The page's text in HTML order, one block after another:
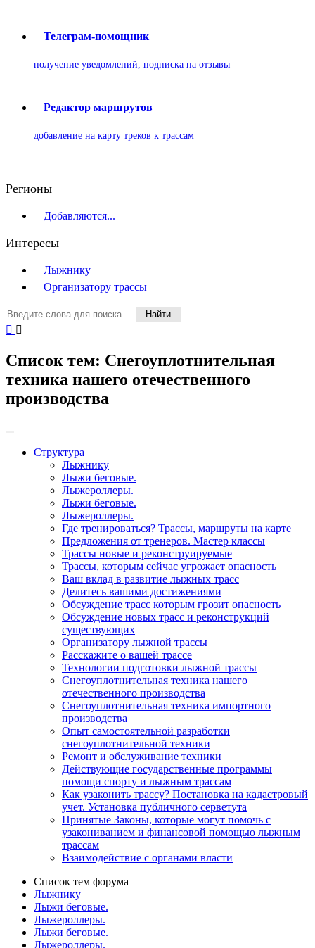
Телеграм-помощник
получение уведомлений, подписка на отзывы
Редактор маршрутов
добавление на карту треков к трассам
Регионы
Добавляются...
Интересы
Лыжнику
Организатору трассы
Найти
Список тем: Снегоуплотнительная
техника нашего отечественного
производства
Структура
Лыжнику
Лыжи беговые.
Лыжероллеры.
Лыжи беговые.
Лыжероллеры.
Где тренироваться? Трассы, маршруты на карте
Предложения от тренеров. Мастер классы
Трассы новые и реконструируемые
Трассы, которым сейчас угрожает опасность
Ваш вклад в развитие лыжных трасс
Делитесь вашими достижениями
Обсуждение трасс которым грозит опасность
Обсуждение новых трасс и реконструкций
существующих
Организатору лыжной трассы
Расскажите о вашей трассе
Технологии подготовки лыжной трассы
Снегоуплотнительная техника нашего
отечественного производства
Снегоуплотнительная техника импортного
производства
Опыт самостоятельной разработки
снегоуплотнительной техники
Ремонт и обслуживание техники
Действующие государственные программы
помощи спорту и лыжным трассам
Как узаконить трассу? Постановка на кадастровый
учет. Установка публичного серветута
Принятые Законы, которые могут помочь с
узакониванием и финансовой помощью лыжным
трассам
Взаимодействие с органами власти
Список тем форума
Лыжнику
Лыжи беговые.
Лыжероллеры.
Лыжи беговые.
Лыжероллеры.